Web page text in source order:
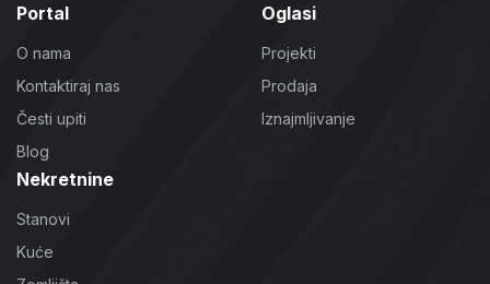
Portal
O nama
Kontaktiraj nas
Česti upiti
Blog
Oglasi
Projekti
Prodaja
Iznajmljivanje
Nekretnine
Stanovi
Kuće